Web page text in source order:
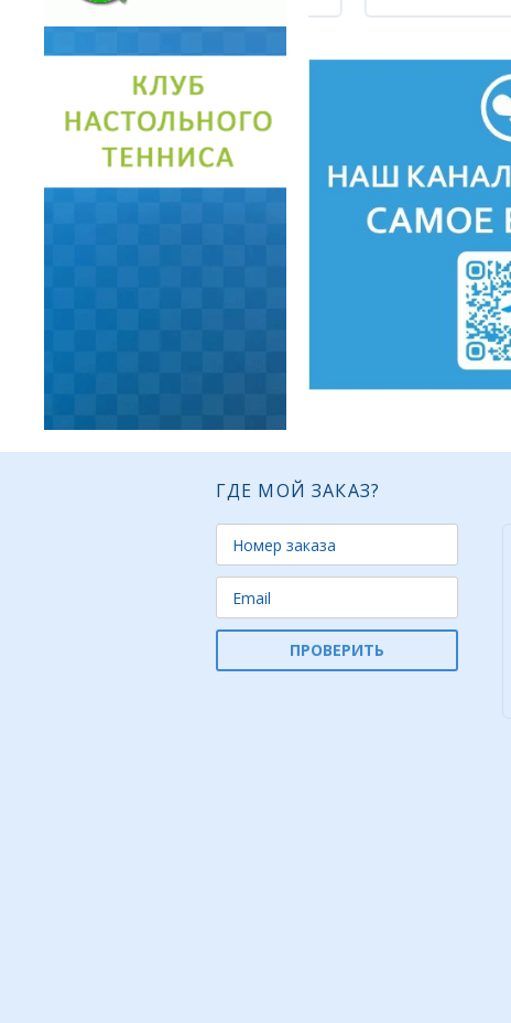
ГДЕ МОЙ ЗАКАЗ?
ПРОВЕРИТЬ